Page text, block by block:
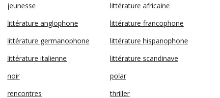
jeunesse
littérature africaine
littérature anglophone
littérature francophone
littérature germanophone
littérature hispanophone
littérature italienne
littérature scandinave
noir
polar
rencontres
thriller